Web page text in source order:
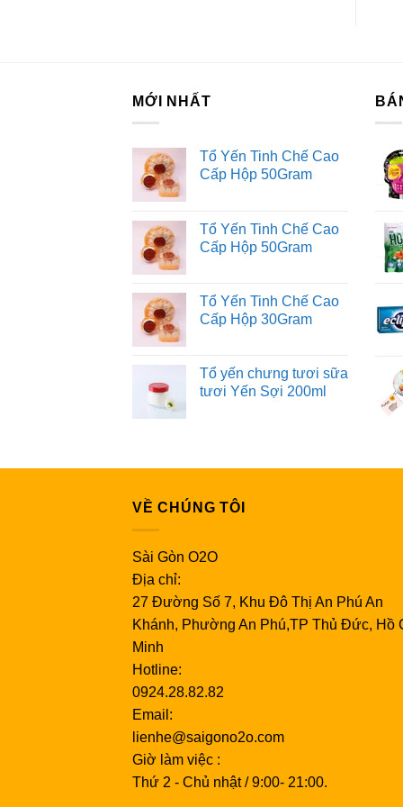
MỚI NHẤT
Tổ Yến Tinh Chế Cao
Cấp Hộp 50Gram
Tổ Yến Tinh Chế Cao
Cấp Hộp 50Gram
Tổ Yến Tinh Chế Cao
Cấp Hộp 30Gram
Tổ yến chưng tươi sữa
tươi Yến Sợi 200ml
VỀ CHÚNG TÔI
Sài Gòn O2O
Địa chỉ:
27 Đường Số 7, Khu Đô Thị An Phú An
Khánh, Phường An Phú,TP Thủ Đức, Hồ
Minh
Hotline:
0924.28.82.82
Email:
lienhe@saigono2o.com
Giờ làm việc :
Thứ 2 - Chủ nhật / 9:00- 21:00.